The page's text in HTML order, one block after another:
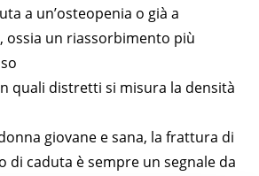
a un’osteopenia o già a
ossia un riassorbimento più
quali distretti si misura la densità
giovane e sana, la frattura di
di caduta è sempre un segnale da